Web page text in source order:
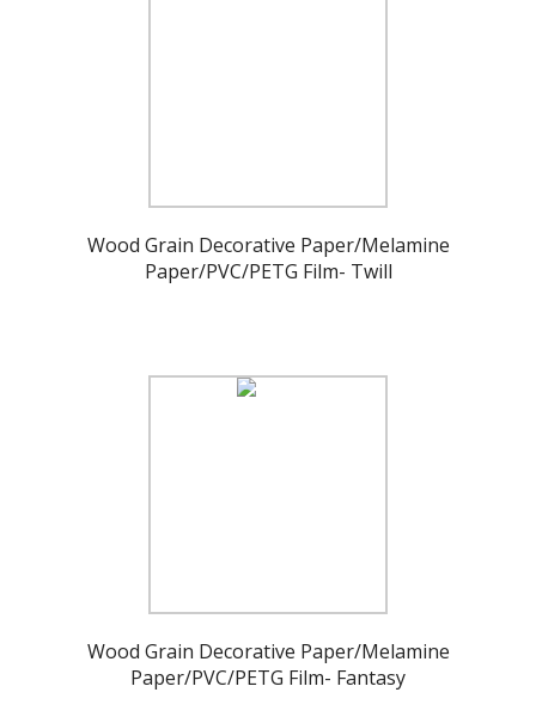
Wood Grain Decorative Paper/Melamine
Paper/PVC/PETG Film- Twill
Wood Grain Decorative Paper/Melamine
Paper/PVC/PETG Film- Fantasy